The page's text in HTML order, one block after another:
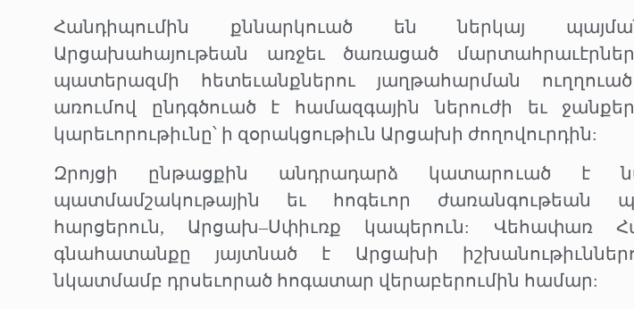
Հանդիպումին քննարկուած են ներկայ
Արցախահայութեան առջեւ ծառացած
պատերազմի հետեւանքներու յաղթահարման ուղղուած
առումով ընդգծուած է համազգային ներուժի եւ
կարեւորութիւնը՝ ի զօրակցութիւն Արցախի ժողովուրդին:
Զրոյցի ընթացքին անդրադարձ կատարուած է
պատմամշակութային եւ հոգեւոր ժառանգութեան
հարցերուն, Արցախ–Սփիւռք կապերուն: Վեհափառ
գնահատանքը յայտնած է Արցախի
նկատմամբ դրսեւորած հոգատար վերաբերումին համար: